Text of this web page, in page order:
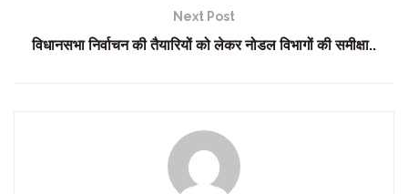
Next Post
विधानसभा निर्वाचन की तैयारियों को लेकर नोडल विभागों की समीक्षा..